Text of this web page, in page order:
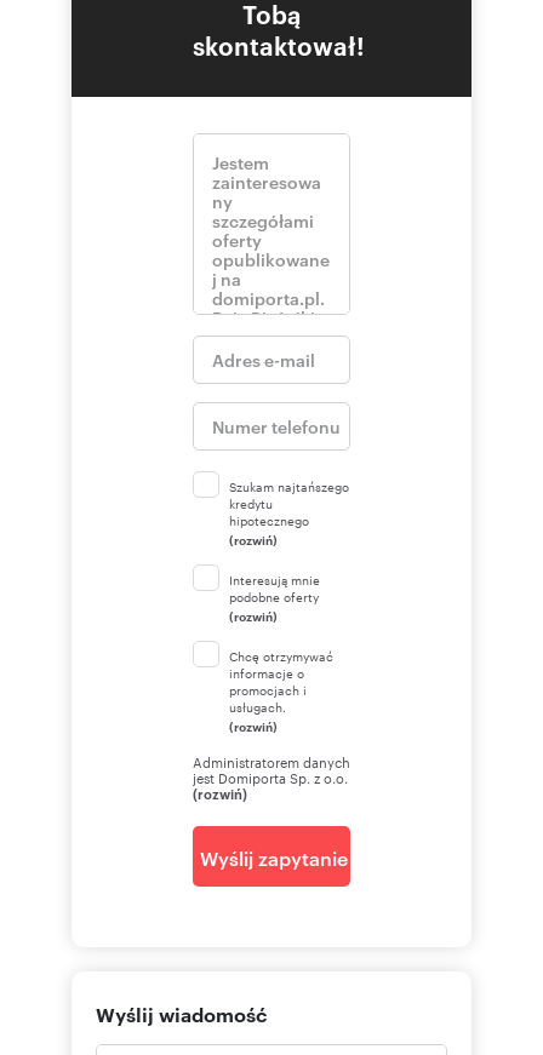
Tobą
skontaktował!
Szukam najtańszego
kredytu
hipotecznego
(rozwiń)
Interesują mnie
podobne oferty
(rozwiń)
Chcę otrzymywać
informacje o
promocjach i
usługach.
(rozwiń)
Administratorem danych
jest Domiporta Sp. z o.o.
(rozwiń)
Wyślij zapytanie
Wyślij wiadomość